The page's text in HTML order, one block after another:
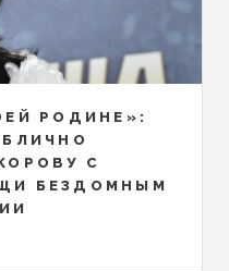
РОДИНЕ»:
С
БЕЗДОМНЫМ